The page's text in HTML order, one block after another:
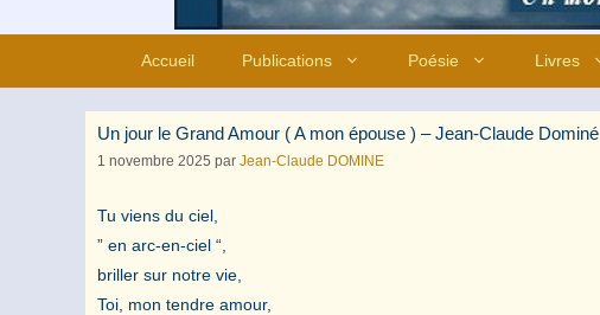
Accueil Publications Poésie Livres
Un jour le Grand Amour ( A mon épouse ) – Jean-Claude Dominé
1 novembre 2025 par Jean-Claude DOMINE
Tu viens du ciel,
” en arc-en-ciel “,
briller sur notre vie,
Toi, mon tendre amour,